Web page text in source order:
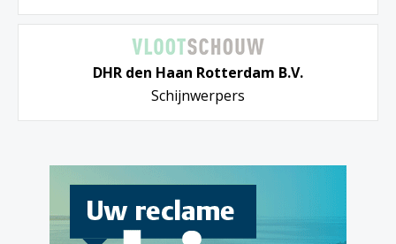
DHR den Haan Rotterdam B.V.
Schijnwerpers